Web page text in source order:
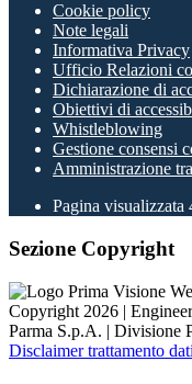
Cookie policy
Note legali
Informativa Privacy
Ufficio Relazioni
Dichiarazione di
Obiettivi di
Whistleblowing
Gestione consensi
Amministrazione
Pagina visualizzata
Sezione Copyright
Copyright 2026 |
Parma S.p.A. | Divisione
Disclaimer trattamento